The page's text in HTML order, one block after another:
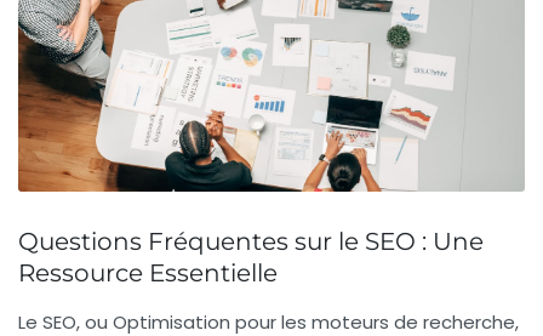
Questions Fréquentes sur le SEO : Une
Ressource Essentielle
Le SEO, ou Optimisation pour les moteurs de recherche,